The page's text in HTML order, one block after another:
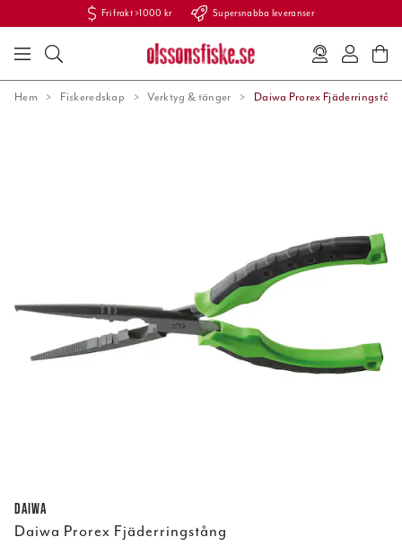
Fri frakt >1000 kr Supersnabba leveranser
Hem Fiskeredskap Verktyg & tänger Daiwa Prorex Fjäderringstång
Daiwa
Daiwa Prorex Fjäderringstång